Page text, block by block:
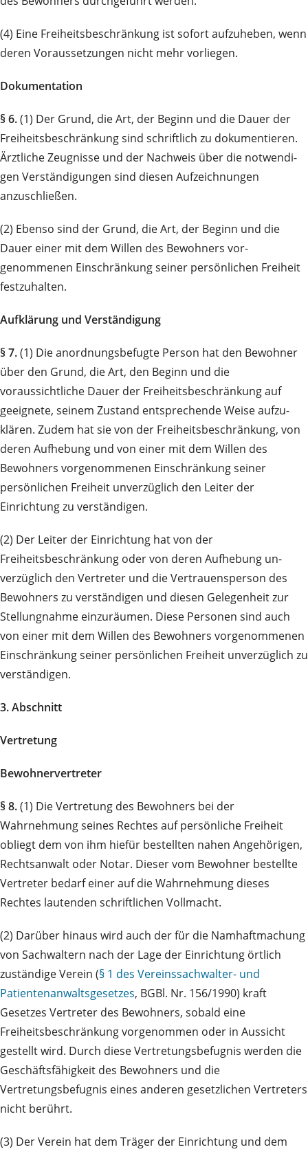
(4) Eine Freiheitsbeschränkung ist sofort aufzuheben, wenn
deren Voraussetzungen nicht mehr vor­liegen.
Dokumentation
§ 6.(1) Der Grund, die Art, der Beginn und die Dauer der
Freiheitsbeschränkung sind schriftlich zu do­kumentieren.
Ärztliche Zeugnisse und der Nachweis über die not­wen­di­
gen Verständigungen sind die­sen Auf­zeichnungen
anzuschließen.
(2) Ebenso sind der Grund, die Art, der Beginn und die
Dauer einer mit dem Willen des Bewohners vor­
genommenen Einschränkung seiner persönlichen Freiheit
festzuhalten.
Aufklärung und Verständigung
§ 7.(1) Die anordnungsbefugte Person hat den Bewohner
über den Grund, die Art, den Beginn und die
voraussichtliche Dauer der Freiheitsbeschränkung auf
geeignete, seinem Zustand entsprechende Weise auf­zu­
klären. Zudem hat sie von der Freiheitsbeschränkung, von
deren Aufhebung und von einer mit dem Willen des
Bewohners vor­genommenen Einschränkung seiner
persönlichen Freiheit unverzüglich den Leiter der
Einrichtung zu ver­ständigen.
(2) Der Leiter der Einrichtung hat von der
Freiheitsbeschränkung oder von deren Aufhebung un­
verzüglich den Vertreter und die Vertrauensperson des
Bewohners zu verständigen und diesen Gele­gen­heit zur
Stellungnahme einzuräumen. Diese Personen sind auch
von einer mit dem Willen des Be­wohners vorgenommenen
Einschränkung seiner persönlichen Freiheit unverzüglich zu
verständigen.
3. Abschnitt
Vertretung
Bewohnervertreter
§ 8.(1) Die Vertretung des Bewohners bei der
Wahrnehmung seines Rechtes auf persönliche Freiheit
obliegt dem von ihm hiefür bestellten nahen Angehörigen,
Rechtsanwalt oder Notar. Dieser vom Bewohner bestellte
Vertreter bedarf einer auf die Wahrnehmung dieses
Rechtes lautenden schriftlichen Vollmacht.
(2) Darüber hinaus wird auch der für die Namhaftmachung
von Sachwaltern nach der Lage der Einrichtung örtlich
zuständige Verein (§ 1 des Vereinssachwalter- und
Patientenanwaltsgesetzes, BGBl. Nr. 156/1990) kraft
Gesetzes Vertreter des Bewohners, sobald eine
Freiheitsbeschränkung vorgenommen oder in Aussicht
gestellt wird. Durch diese Vertretungsbefugnis werden die
Geschäftsfähigkeit des Bewohners und die
Vertretungsbefugnis eines anderen gesetzlichen Vertreters
nicht berührt.
(3) Der Verein hat dem Träger der Einrichtung und dem